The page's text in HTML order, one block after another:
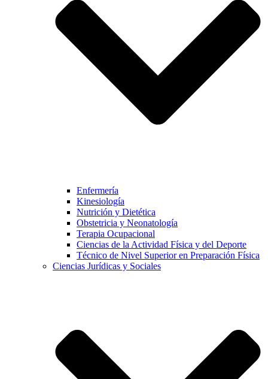
Enfermería
Kinesiología
Nutrición y Dietética
Obstetricia y Neonatología
Terapia Ocupacional
Ciencias de la Actividad Física y del Deporte
Técnico de Nivel Superior en Preparación Física
Ciencias Jurídicas y Sociales